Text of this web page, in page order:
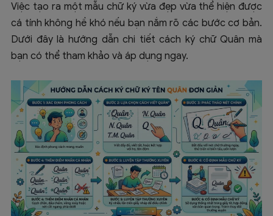
Việc tạo ra một mẫu chữ ký vừa đẹp vừa thể hiện được
cá tính không hề khó nếu bạn nắm rõ các bước cơ bản.
Dưới đây là hướng dẫn chi tiết cách ký chữ Quân mà
bạn có thể tham khảo và áp dụng ngay.